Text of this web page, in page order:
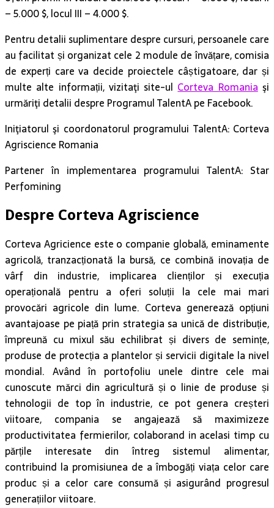
– 5.000 $, locul III – 4.000 $.
Pentru detalii suplimentare despre cursuri, persoanele care
au facilitat și organizat cele 2 module de învățare, comisia
de experți care va decide proiectele câștigatoare, dar și
multe alte informații, vizitaţi site-ulCorteva Romaniaşi
urmăriţi detalii despre Programul TalentA pe Facebook.
Iniţiatorul şi coordonatorul programului TalentA: Corteva
Agriscience Romania
Partener în implementarea programului TalentA: Star
Perfomining
Despre Corteva Agriscience
Corteva Agricience este o companie globală, eminamente
agricolă, tranzacționată la bursă, ce combină inovația de
vârf din industrie, implicarea clienților și execuția
operațională pentru a oferi soluții la cele mai mari
provocări agricole din lume. Corteva generează opțiuni
avantajoase pe piață prin strategia sa unică de distribuție,
împreună cu mixul său echilibrat și divers de semințe,
produse de protecția a plantelor și servicii digitale la nivel
mondial. Având în portofoliu unele dintre cele mai
cunoscute mărci din agricultură și o linie de produse și
tehnologii de top în industrie, ce pot genera creșteri
viitoare, compania se angajează să maximizeze
productivitatea fermierilor, colaborand in acelasi timp cu
părțile interesate din întreg sistemul alimentar,
contribuind la promisiunea de a îmbogăți viața celor care
produc și a celor care consumă și asigurând progresul
generațiilor viitoare.